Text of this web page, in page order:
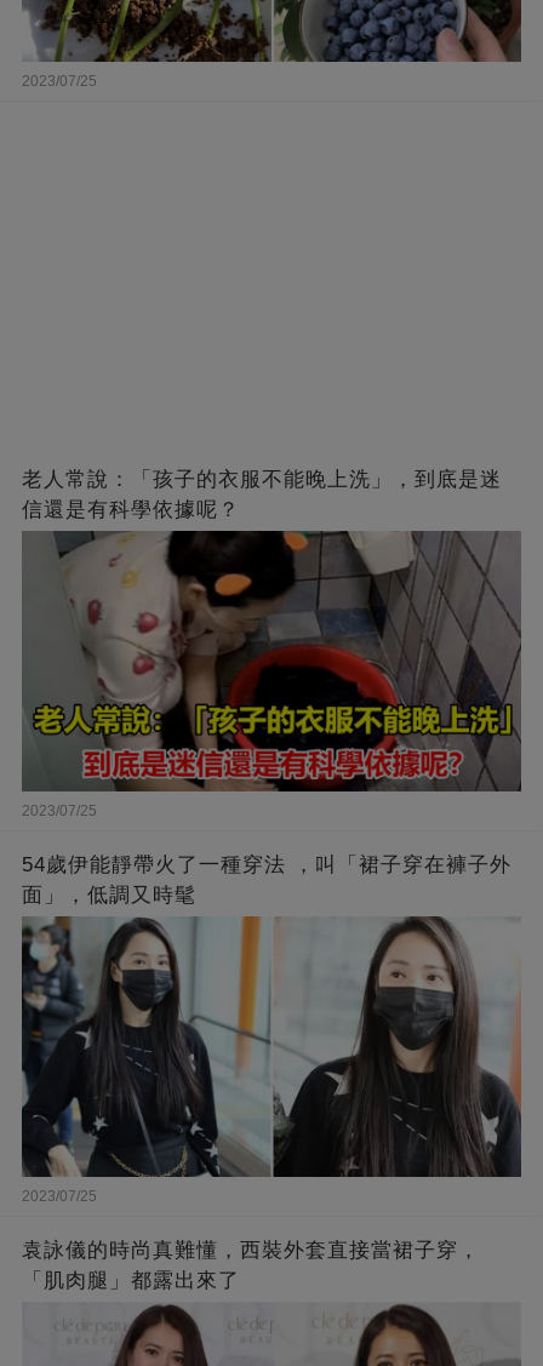
2023/07/25
老人常說：「孩子的衣服不能晚上洗」，到底是迷
信還是有科學依據呢？
2023/07/25
54歲伊能靜帶火了一種穿法 ，叫「裙子穿在褲子外
面」，低調又時髦
2023/07/25
袁詠儀的時尚真難懂，西裝外套直接當裙子穿，
「肌肉腿」都露出來了